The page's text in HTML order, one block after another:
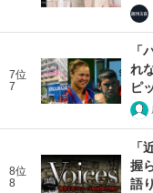
7位
7
「
れ
ピ
8位
8
「
握
語